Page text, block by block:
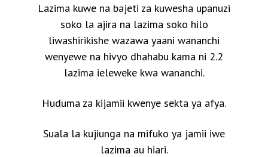
Lazima kuwe na bajeti za kuwesha upanuzi
soko la ajira na lazima soko hilo
liwashirikishe wazawa yaani wananchi
wenyewe na hivyo dhahabu kama ni 2.2
lazima ieleweke kwa wananchi.
Huduma za kijamii kwenye sekta ya afya.
Suala la kujiunga na mifuko ya jamii iwe
lazima au hiari.